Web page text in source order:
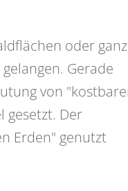
oder
Gerade
von
gesetzt. Der
Erden" genutzt